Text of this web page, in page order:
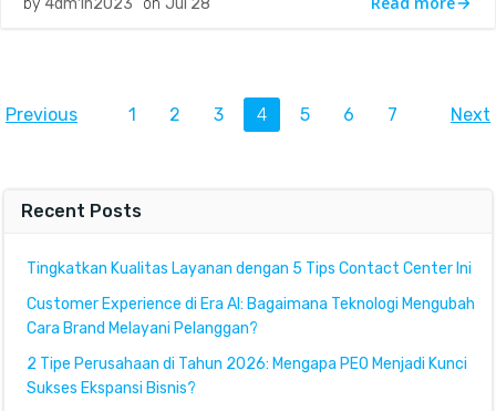
by 4dm1n2023 on Jul 28
Posts
Previous
Posts
Page
1 Page
2 Page
3 Page
4 Page
5 Page
6 Page
7 Next
Recent Posts
Tingkatkan Kualitas Layanan dengan 5 Tips Contact Center Ini
Customer Experience di Era AI: Bagaimana Teknologi Mengubah
Cara Brand Melayani Pelanggan?
2 Tipe Perusahaan di Tahun 2026: Mengapa PEO Menjadi Kunci
Sukses Ekspansi Bisnis?